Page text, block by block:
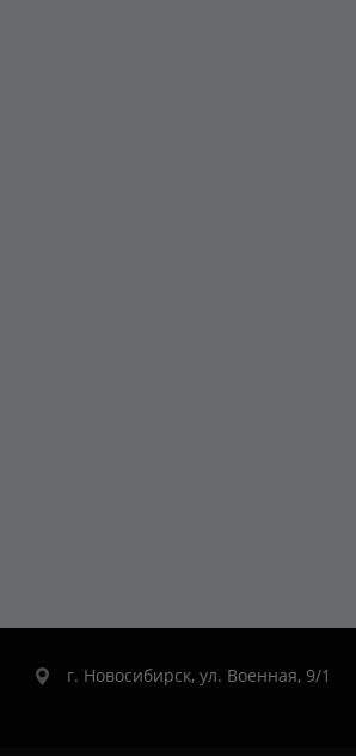
г. Новосибирск, ул. Военная, 9/1